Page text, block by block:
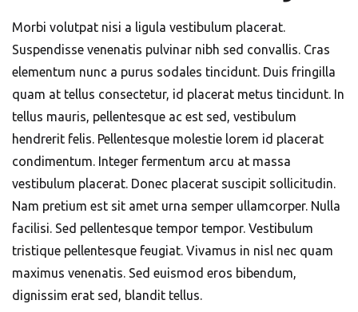
Morbi volutpat nisi a ligula vestibulum placerat.
Suspendisse venenatis pulvinar nibh sed convallis. Cras
elementum nunc a purus sodales tincidunt. Duis fringilla
quam at tellus consectetur, id placerat metus tincidunt. In
tellus mauris, pellentesque ac est sed, vestibulum
hendrerit felis. Pellentesque molestie lorem id placerat
condimentum. Integer fermentum arcu at massa
vestibulum placerat. Donec placerat suscipit sollicitudin.
Nam pretium est sit amet urna semper ullamcorper. Nulla
facilisi. Sed pellentesque tempor tempor. Vestibulum
tristique pellentesque feugiat. Vivamus in nisl nec quam
maximus venenatis. Sed euismod eros bibendum,
dignissim erat sed, blandit tellus.